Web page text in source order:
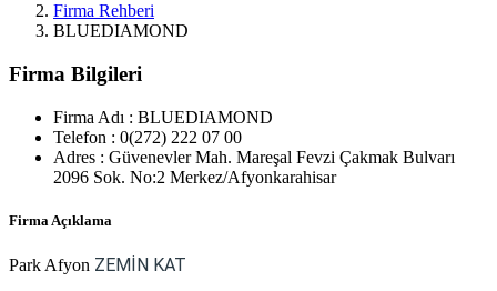
Firma Rehberi
BLUEDIAMOND
Firma Bilgileri
Firma Adı : BLUEDIAMOND
Telefon : 0(272) 222 07 00
Adres : Güvenevler Mah. Mareşal Fevzi Çakmak Bulvarı
2096 Sok. No:2 Merkez/Afyonkarahisar
Firma Açıklama
Park Afyon ZEMİN KAT